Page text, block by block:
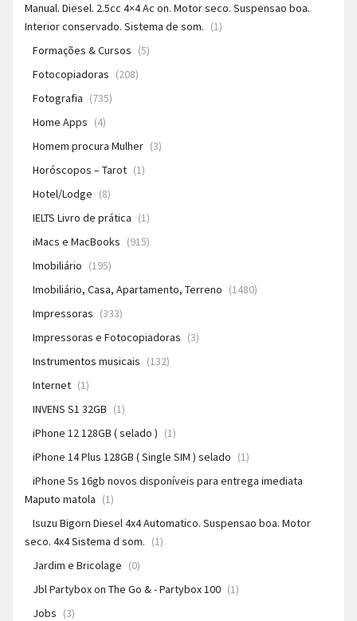
Manual. Diesel. 2.5cc 4×4 Ac on. Motor seco. Suspensao boa.
Interior conservado. Sistema de som. (1)
Formações & Cursos (5)
Fotocopiadoras (208)
Fotografia (735)
Home Apps (4)
Homem procura Mulher (3)
Horóscopos – Tarot (1)
Hotel/Lodge (8)
IELTS Livro de prática (1)
iMacs e MacBooks (915)
Imobiliário (195)
Imobiliário, Casa, Apartamento, Terreno (1480)
Impressoras (333)
Impressoras e Fotocopiadoras (3)
Instrumentos musicais (132)
Internet (1)
INVENS S1 32GB (1)
iPhone 12 128GB ( selado ) (1)
iPhone 14 Plus 128GB ( Single SIM ) selado (1)
iPhone 5s 16gb novos disponíveis para entrega imediata
Maputo matola (1)
Isuzu Bigorn Diesel 4x4 Automatico. Suspensao boa. Motor
seco. 4x4 Sistema d som. (1)
Jardim e Bricolage (0)
Jbl Partybox on The Go & - Partybox 100 (1)
Jobs (3)